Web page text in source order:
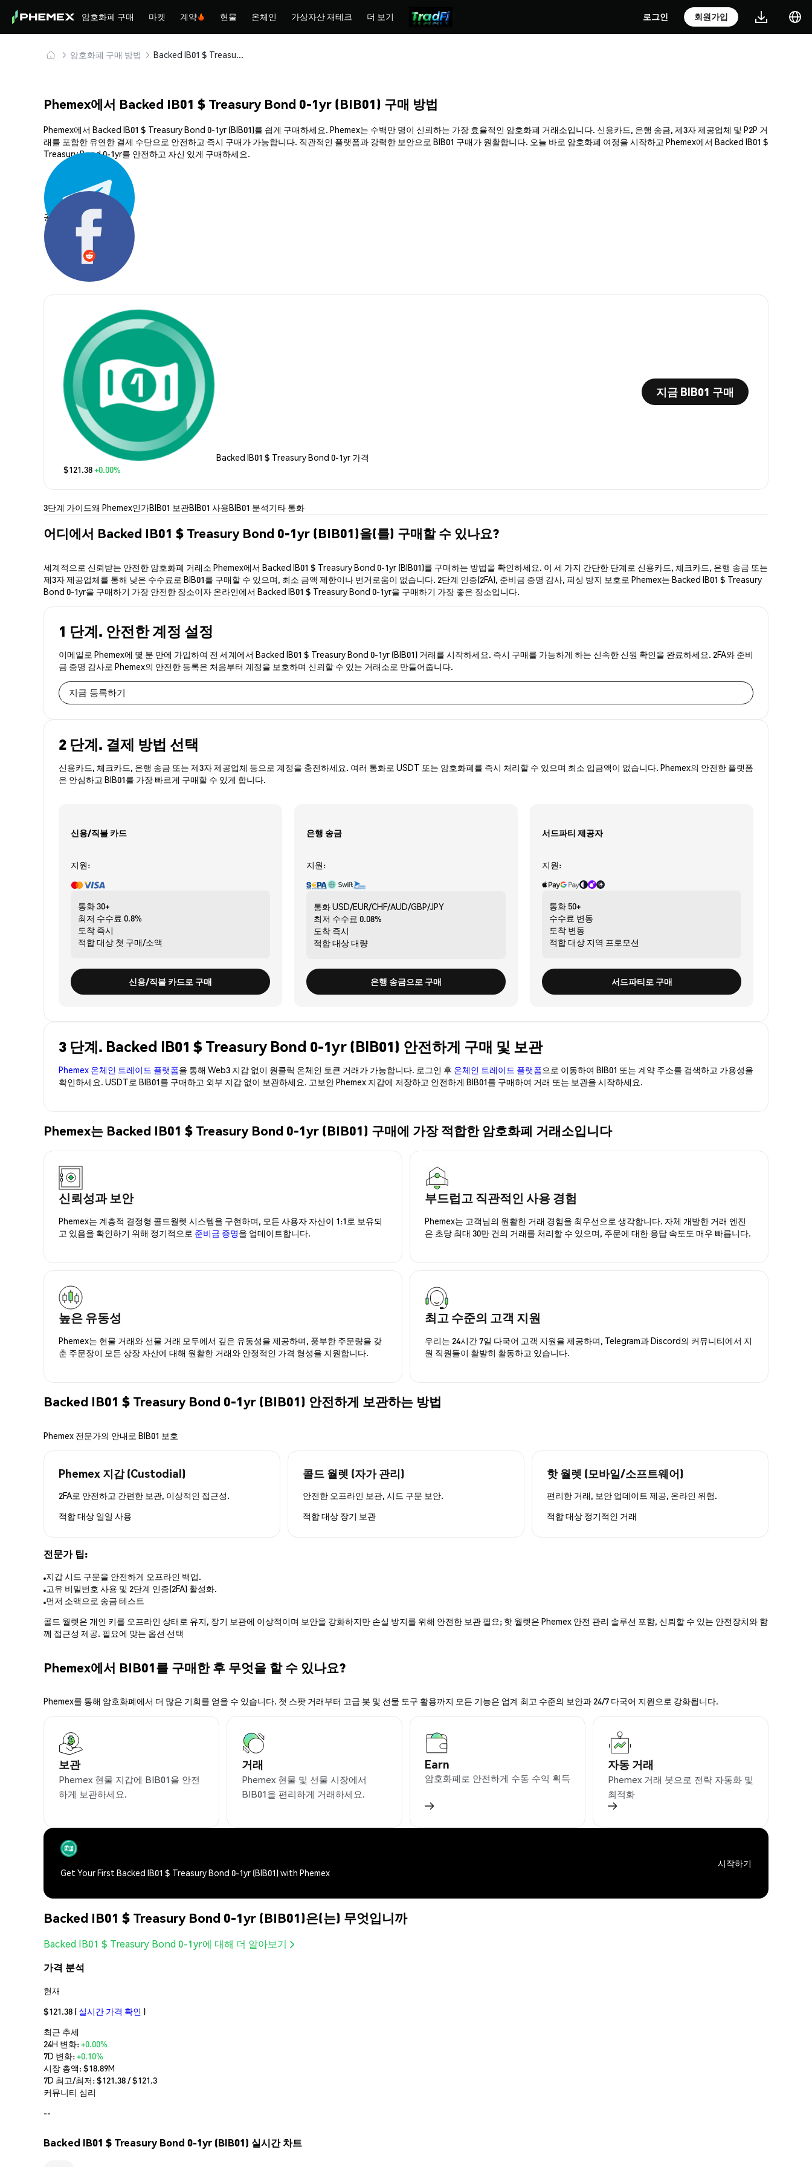
암호화폐 구매 마켓 계약 현물 온체인 가상자산 재테크 더 보기 로그인 회원가입
암호화폐 구매 방법 Backed IB01 $ Treasury Bond 0-1yr (BIB01) 안전하게 구매 및 보관
Phemex에서 Backed IB01 $ Treasury Bond 0-1yr (BIB01) 구매 방법
Phemex에서 Backed IB01 $ Treasury Bond 0-1yr (BIB01)를 쉽게 구매하세요. Phemex는 수백만 명이 신뢰하는 가장 효율적인 암호화폐 거래소입니다. 신용카드, 은행 송금, 제3자 제공업체 및 P2P 거
래를 포함한 유연한 결제 수단으로 안전하고 즉시 구매가 가능합니다. 직관적인 플랫폼과 강력한 보안으로 BIB01 구매가 원활합니다. 오늘 바로 암호화폐 여정을 시작하고 Phemex에서 Backed IB01 $
Treasury Bond 0-1yr를 안전하고 자신 있게 구매하세요.
공유하기:
Backed IB01 $ Treasury Bond 0-1yr 가격
$121.38+0.00%
지금 BIB01 구매
3단계 가이드왜 Phemex인가BIB01 보관BIB01 사용BIB01 분석기타 통화
어디에서 Backed IB01 $ Treasury Bond 0-1yr (BIB01)을(를) 구매할 수 있나요?
세계적으로 신뢰받는 안전한 암호화폐 거래소 Phemex에서 Backed IB01 $ Treasury Bond 0-1yr (BIB01)를 구매하는 방법을 확인하세요. 이 세 가지 간단한 단계로 신용카드, 체크카드, 은행 송금 또는
제3자 제공업체를 통해 낮은 수수료로 BIB01를 구매할 수 있으며, 최소 금액 제한이나 번거로움이 없습니다. 2단계 인증(2FA), 준비금 증명 감사, 피싱 방지 보호로 Phemex는 Backed IB01 $ Treasury
Bond 0-1yr을 구매하기 가장 안전한 장소이자 온라인에서 Backed IB01 $ Treasury Bond 0-1yr을 구매하기 가장 좋은 장소입니다.
1 단계. 안전한 계정 설정
이메일로 Phemex에 몇 분 만에 가입하여 전 세계에서 Backed IB01 $ Treasury Bond 0-1yr (BIB01) 거래를 시작하세요. 즉시 구매를 가능하게 하는 신속한 신원 확인을 완료하세요. 2FA와 준비
금 증명 감사로 Phemex의 안전한 등록은 처음부터 계정을 보호하며 신뢰할 수 있는 거래소로 만들어줍니다.
지금 등록하기
2 단계. 결제 방법 선택
신용카드, 체크카드, 은행 송금 또는 제3자 제공업체 등으로 계정을 충전하세요. 여러 통화로 USDT 또는 암호화폐를 즉시 처리할 수 있으며 최소 입금액이 없습니다. Phemex의 안전한 플랫폼
은 안심하고 BIB01를 가장 빠르게 구매할 수 있게 합니다.
신용/직불 카드
지원:
통화30+
최저 수수료 0.8%
도착 즉시
적합 대상 첫 구매/소액
신용/직불 카드로 구매
은행 송금
지원:
통화USD/EUR/CHF/AUD/GBP/JPY
최저 수수료 0.08%
도착 즉시
적합 대상대량
은행 송금으로 구매
서드파티 제공자
지원:
통화 50+
수수료 변동
도착 변동
적합 대상 지역 프로모션
서드파티로 구매
3 단계. Backed IB01 $ Treasury Bond 0-1yr (BIB01) 안전하게 구매 및 보관
Phemex 온체인 트레이드 플랫폼을 통해 Web3 지갑 없이 원클릭 온체인 토큰 거래가 가능합니다. 로그인 후 온체인 트레이드 플랫폼으로 이동하여 BIB01 또는 계약 주소를 검색하고 가용성을
확인하세요. USDT로 BIB01를 구매하고 외부 지갑 없이 보관하세요. 고보안 Phemex 지갑에 저장하고 안전하게 BIB01를 구매하여 거래 또는 보관을 시작하세요.
Phemex는 Backed IB01 $ Treasury Bond 0-1yr (BIB01) 구매에 가장 적합한 암호화폐 거래소입니다
신뢰성과 보안
Phemex는 계층적 결정형 콜드월렛 시스템을 구현하며, 모든 사용자 자산이 1:1로 보유되
고 있음을 확인하기 위해 정기적으로 준비금 증명을 업데이트합니다.
부드럽고 직관적인 사용 경험
Phemex는 고객님의 원활한 거래 경험을 최우선으로 생각합니다. 자체 개발한 거래 엔진
은 초당 최대 30만 건의 거래를 처리할 수 있으며, 주문에 대한 응답 속도도 매우 빠릅니다.
높은 유동성
Phemex는 현물 거래와 선물 거래 모두에서 깊은 유동성을 제공하며, 풍부한 주문량을 갖
춘 주문장이 모든 상장 자산에 대해 원활한 거래와 안정적인 가격 형성을 지원합니다.
최고 수준의 고객 지원
우리는 24시간 7일 다국어 고객 지원을 제공하며, Telegram과 Discord의 커뮤니티에서 지
원 직원들이 활발히 활동하고 있습니다.
Backed IB01 $ Treasury Bond 0-1yr (BIB01) 안전하게 보관하는 방법
Phemex 전문가의 안내로 BIB01 보호
Phemex 지갑 (Custodial)
2FA로 안전하고 간편한 보관, 이상적인 접근성.
적합 대상 일일 사용
콜드 월렛 (자가 관리)
안전한 오프라인 보관, 시드 구문 보안.
적합 대상 장기 보관
핫 월렛 (모바일/소프트웨어)
편리한 거래, 보안 업데이트 제공, 온라인 위험.
적합 대상 정기적인 거래
전문가 팁:
지갑 시드 구문을 안전하게 오프라인 백업.
고유 비밀번호 사용 및 2단계 인증(2FA) 활성화.
먼저 소액으로 송금 테스트
콜드 월렛은 개인 키를 오프라인 상태로 유지, 장기 보관에 이상적이며 보안을 강화하지만 손실 방지를 위해 안전한 보관 필요; 핫 월렛은 Phemex 안전 관리 솔루션 포함, 신뢰할 수 있는 안전장치와 함
께 접근성 제공. 필요에 맞는 옵션 선택
Phemex에서 BIB01를 구매한 후 무엇을 할 수 있나요?
Phemex를 통해 암호화폐에서 더 많은 기회를 얻을 수 있습니다. 첫 스팟 거래부터 고급 봇 및 선물 도구 활용까지 모든 기능은 업계 최고 수준의 보안과 24/7 다국어 지원으로 강화됩니다.
보관
Phemex 현물 지갑에 BIB01을 안전
하게 보관하세요.
거래
Phemex 현물 및 선물 시장에서
BIB01을 편리하게 거래하세요.
Earn
암호화폐로 안전하게 수동 수익 획득
자동 거래
Phemex 거래 봇으로 전략 자동화 및
최적화
Get Your First Backed IB01 $ Treasury Bond 0-1yr (BIB01) with Phemex
시작하기
Backed IB01 $ Treasury Bond 0-1yr (BIB01)은(는) 무엇입니까
Backed IB01 $ Treasury Bond 0-1yr에 대해 더 알아보기
가격 분석
현재
$121.38 ( 실시간 가격 확인 )
최근 추세
24H 변화:+0.00%
7D 변화:+0.10%
시장 총액:$18.89M
7D 최고/최저: $121.38/ $121.3
커뮤니티 심리
--
Backed IB01 $ Treasury Bond 0-1yr (BIB01) 실시간 차트